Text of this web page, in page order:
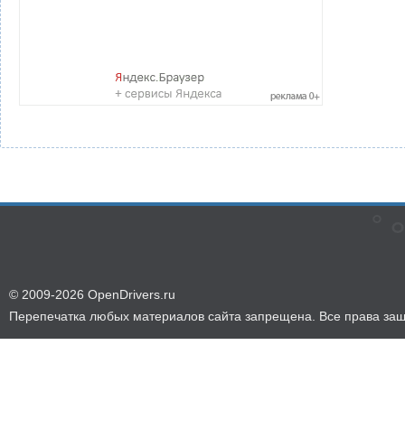
© 2009-2026 OpenDrivers.ru
Перепечатка любых материалов сайта запрещена. Все права